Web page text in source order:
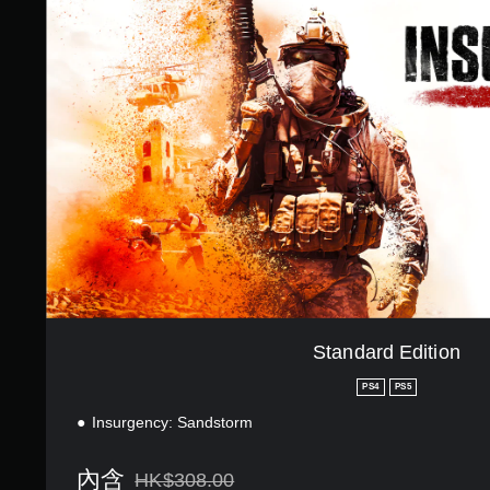
n
o
n
Standard Edition
PS4 PS5
Insurgency: Sandstorm
內含 HK$308.00